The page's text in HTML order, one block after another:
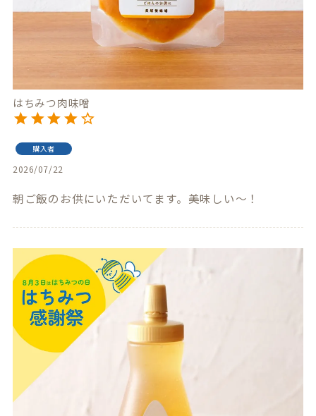
はちみつ肉味噌
購入者
2026/07/22